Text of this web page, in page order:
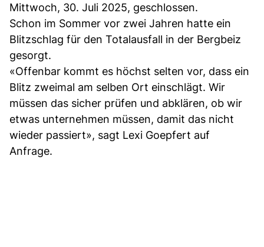
Mittwoch, 30. Juli 2025, geschlossen.
Schon im Sommer vor zwei Jahren hatte ein
Blitzschlag für den Totalausfall in der Bergbeiz
gesorgt.
«Offenbar kommt es höchst selten vor, dass ein
Blitz zweimal am selben Ort einschlägt. Wir
müssen das sicher prüfen und abklären, ob wir
etwas unternehmen müssen, damit das nicht
wieder passiert», sagt Lexi Goepfert auf
Anfrage.